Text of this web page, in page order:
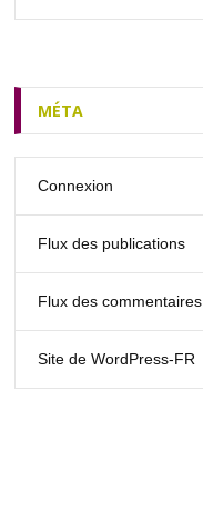
MÉTA
Connexion
Flux des publications
Flux des commentaires
Site de WordPress-FR